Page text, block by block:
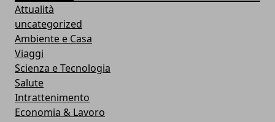
Attualità
uncategorized
Ambiente e Casa
Viaggi
Scienza e Tecnologia
Salute
Intrattenimento
Economia & Lavoro